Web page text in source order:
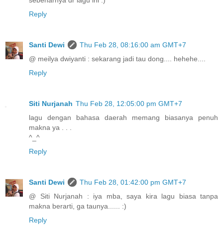
Reply
Santi Dewi
Thu Feb 28, 08:16:00 am GMT+7
@ meilya dwiyanti : sekarang jadi tau dong.... hehehe....
Reply
Siti Nurjanah Thu Feb 28, 12:05:00 pm GMT+7
lagu dengan bahasa daerah memang biasanya penuh
makna ya . . .
^_^
Reply
Santi Dewi
Thu Feb 28, 01:42:00 pm GMT+7
@ Siti Nurjanah : iya mba, saya kira lagu biasa tanpa
makna berarti, ga taunya...... :)
Reply